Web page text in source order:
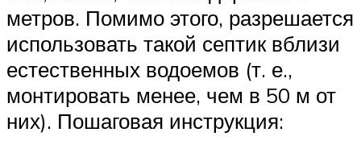
метров. Помимо этого, разрешается
использовать такой септик вблизи
естественных водоемов (т. е.,
монтировать менее, чем в 50 м от
них). Пошаговая инструкция: